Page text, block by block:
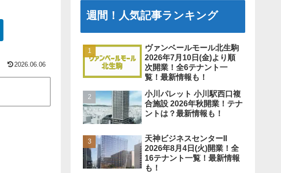
2026.06.06
週間！人気記事ランキング
ヴァンベールモール北生駒
2026年7月10日(金)より順
次開業！全6テナント一
覧！最新情報も！
小川パレット 小川駅西口複
合施設 2026年秋開業！テナ
ントは？最新情報も！
天神ビジネスセンターII
2026年8月4日(火)開業！全
16テナント一覧！最新情報
も！